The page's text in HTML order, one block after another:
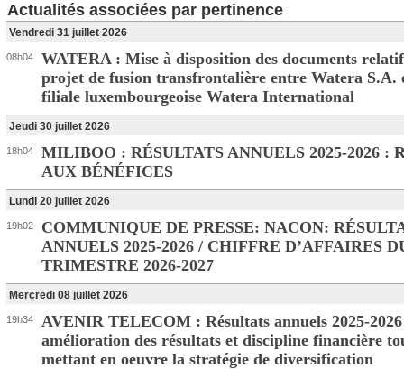
Actualités associées par pertinence
Vendredi 31 juillet 2026
08h04
WATERA : Mise à disposition des documents
projet de fusion transfrontalière entre Watera S.A.
filiale luxembourgeoise Watera International
Jeudi 30 juillet 2026
18h04
MILIBOO : RÉSULTATS ANNUELS 2025-2026 :
AUX BÉNÉFICES
Lundi 20 juillet 2026
19h02
COMMUNIQUE DE PRESSE: NACON:
ANNUELS 2025-2026 / CHIFFRE D’AFFAIRES
TRIMESTRE 2026-2027
Mercredi 08 juillet 2026
19h34
AVENIR TELECOM : Résultats annuels 2025-
amélioration des résultats et discipline financière
mettant en oeuvre la stratégie de diversification